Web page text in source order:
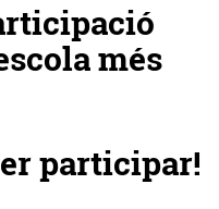
més
participar!